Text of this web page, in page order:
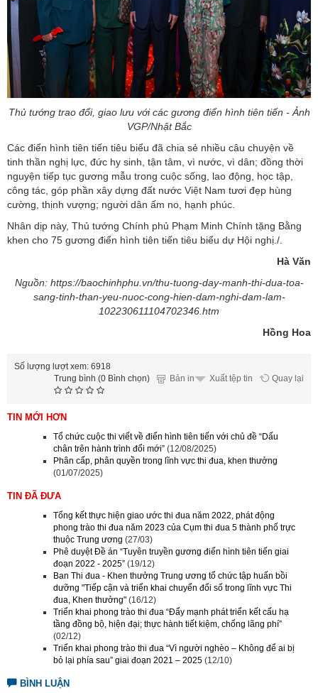
Thủ tướng trao đổi, giao lưu với các gương điển hình tiên tiến - Ảnh
VGP/Nhật Bắc
Các điển hình tiên tiến tiêu biểu đã chia sẻ nhiều câu chuyện về
tinh thần nghị lực, đức hy sinh, tận tâm, vì nước, vì dân; đồng thời
nguyện tiếp tục gương mẫu trong cuộc sống, lao động, học tập,
công tác, góp phần xây dựng đất nước Việt Nam tươi đẹp hùng
cường, thịnh vượng; người dân ấm no, hạnh phúc.
Nhân dịp này, Thủ tướng Chính phủ Phạm Minh Chính tặng Bằng
khen cho 75 gương điển hình tiên tiến tiêu biểu dự Hội nghị./.
Hà Văn
Nguồn: https://baochinhphu.vn/thu-tuong-day-manh-thi-dua-toa-
sang-tinh-than-yeu-nuoc-cong-hien-dam-nghi-dam-lam-
102230611104702346.htm
Hồng Hoa
Số lượng lượt xem: 6918
Quay lại
Xuất tệp tin
Bản in
Trung bình (0 Bình chọn)
TIN MỚI HƠN
Tổ chức cuộc thi viết về điển hình tiên tiến với chủ đề “Dấu
chân trên hành trình đổi mới” (12/08/2025)
Phân cấp, phân quyền trong lĩnh vực thi đua, khen thưởng
(01/07/2025)
TIN ĐÃ ĐƯA
Tổng kết thực hiện giao ước thi đua năm 2022, phát động
phong trào thi đua năm 2023 của Cụm thi đua 5 thành phố trực
thuộc Trung ương (27/03)
Phê duyệt Đề án “Tuyên truyền gương điển hình tiên tiến giai
đoạn 2022 - 2025” (19/12)
Ban Thi đua - Khen thưởng Trung ương tổ chức tập huấn bồi
dưỡng "Tiếp cận và triển khai chuyển đổi số trong lĩnh vực Thi
đua, Khen thưởng" (16/12)
Triển khai phong trào thi đua “Đẩy mạnh phát triển kết cấu hạ
tầng đồng bộ, hiện đại; thực hành tiết kiệm, chống lãng phí”
(02/12)
Triển khai phong trào thi đua “Vì người nghèo – Không để ai bị
bỏ lại phía sau” giai đoạn 2021 – 2025 (12/10)
BÌNH LUẬN